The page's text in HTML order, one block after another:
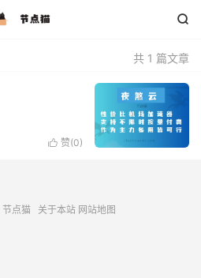

共 1 篇文章
 赞(0)
节点猫 关于本站 网站地图